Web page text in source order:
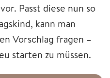
Passt diese nun so
kann man
Vorschlag fragen –
starten zu müssen.